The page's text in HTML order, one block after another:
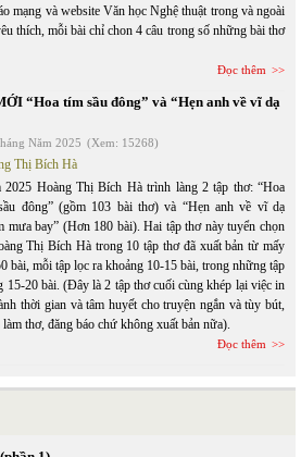
mạng và website Văn học Nghệ thuật trong và ngoài
thích, mỗi bài chỉ chon 4 câu trong số những bài thơ
Đọc thêm
“Hoa tím sầu đông” và “Hẹn anh về vĩ dạ
Năm 2025 (Xem: 15268)
Thị Bích Hà
2025 Hoàng Thị Bích Hà trình làng 2 tập thơ: “Hoa
đông” (gồm 103 bài thơ) và “Hẹn anh về vĩ dạ
mưa bay” (Hơn 180 bài). Hai tập thơ này tuyển chọn
Thị Bích Hà trong 10 tập thơ đã xuất bản từ mấy
bài, mỗi tập lọc ra khoảng 10-15 bài, trong những tập
15-20 bài. (Đây là 2 tập thơ cuối cùng khép lại việc in
thời gian và tâm huyết cho truyện ngắn và tùy bút,
thơ, đăng báo chứ không xuất bản nữa).
Đọc thêm